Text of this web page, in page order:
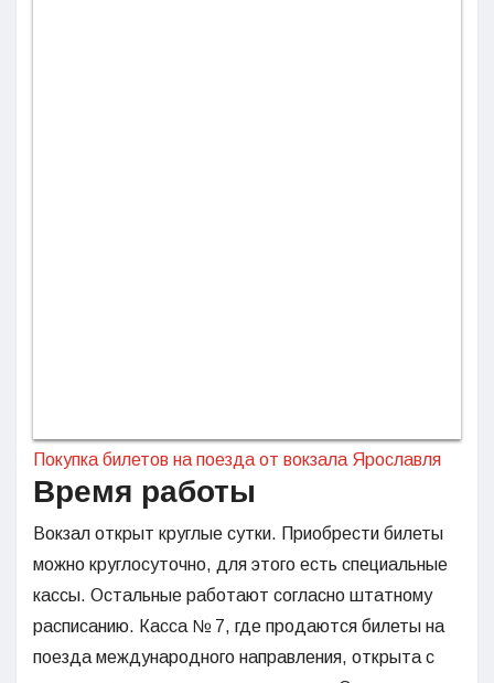
Покупка билетов на поезда от вокзала Ярославля
Время работы
Вокзал открыт круглые сутки. Приобрести билеты
можно круглосуточно, для этого есть специальные
кассы. Остальные работают согласно штатному
расписанию. Касса № 7, где продаются билеты на
поезда международного направления, открыта с